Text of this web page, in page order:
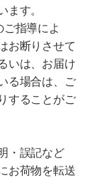
す。
指導によ
お断りさせて
いは、お届け
る場合は、ご
することがご
・誤記など
お荷物を転送